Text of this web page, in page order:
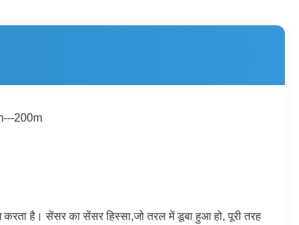
200m
है। सेंसर का सेंसर हिस्सा,जो तरल में डूबा हुआ हो, पूरी तरह